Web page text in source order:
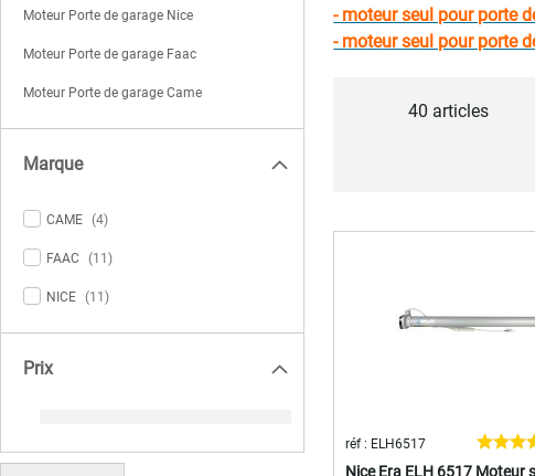
- moteur seul pour porte
- moteur seul pour porte
40 articles
Nice Era ELH 6517 Moteur
réf : ELH6517
Moteur Porte de garage Nice
Moteur Porte de garage Faac
Moteur Porte de garage Came
Marque
CAME 4items
FAAC 11 items
NICE 11 items
Prix